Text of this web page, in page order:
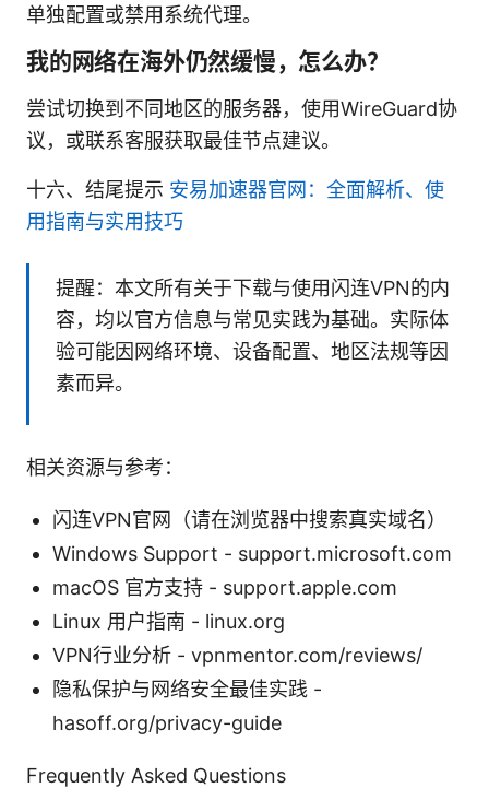
单独配置或禁用系统代理。
我的网络在海外仍然缓慢，怎么办？
尝试切换到不同地区的服务器，使用WireGuard协
议，或联系客服获取最佳节点建议。
十六、结尾提示 安易加速器官网：全面解析、使
用指南与实用技巧
提醒：本文所有关于下载与使用闪连VPN的内
容，均以官方信息与常见实践为基础。实际体
验可能因网络环境、设备配置、地区法规等因
素而异。
相关资源与参考：
闪连VPN官网（请在浏览器中搜索真实域名）
Windows Support - support.microsoft.com
macOS 官方支持 - support.apple.com
Linux 用户指南 - linux.org
VPN行业分析 - vpnmentor.com/reviews/
隐私保护与网络安全最佳实践 -
hasoff.org/privacy-guide
Frequently Asked Questions